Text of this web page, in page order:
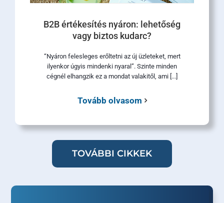
B2B értékesítés nyáron: lehetőség
vagy biztos kudarc?
“Nyáron felesleges erőltetni az új üzleteket, mert
ilyenkor úgyis mindenki nyaral”. Szinte minden
cégnél elhangzik ez a mondat valakitől, ami [...]
Tovább olvasom
TOVÁBBI CIKKEK